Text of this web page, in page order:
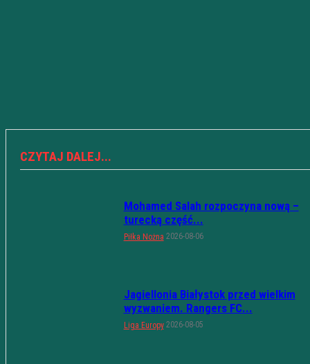
CZYTAJ DALEJ...
Mohamed Salah rozpoczyna nową –
turecką część...
Piłka Nożna 2026-08-06
Jagiellonia Białystok przed wielkim
wyzwaniem. Rangers FC...
Liga Europy 2026-08-05